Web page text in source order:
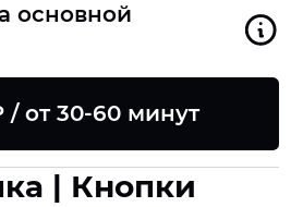
основной
/ от 30-60 минут
| Кнопки